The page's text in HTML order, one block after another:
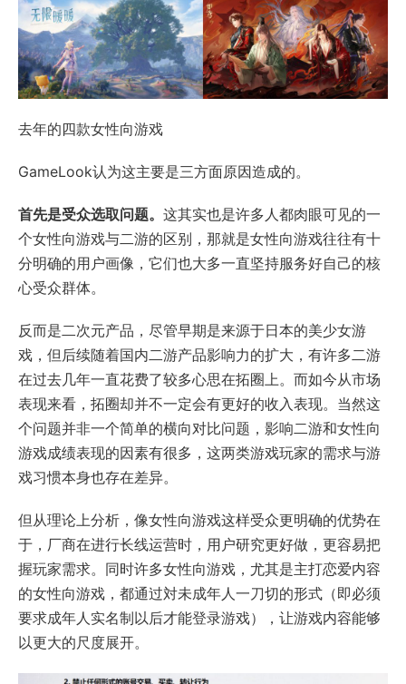
去年的四款女性向游戏
GameLook认为这主要是三方面原因造成的。
首先是受众选取问题。 这其实也是许多人都肉眼可见的一
个女性向游戏与二游的区别，那就是女性向游戏往往有十
分明确的用户画像，它们也大多一直坚持服务好自己的核
心受众群体。
反而是二次元产品，尽管早期是来源于日本的美少女游
戏，但后续随着国内二游产品影响力的扩大，有许多二游
在过去几年一直花费了较多心思在拓圈上。而如今从市场
表现来看，拓圈却并不一定会有更好的收入表现。当然这
个问题并非一个简单的横向对比问题，影响二游和女性向
游戏成绩表现的因素有很多，这两类游戏玩家的需求与游
戏习惯本身也存在差异。
但从理论上分析，像女性向游戏这样受众更明确的优势在
于，厂商在进行长线运营时，用户研究更好做，更容易把
握玩家需求。同时许多女性向游戏，尤其是主打恋爱内容
的女性向游戏，都通过対未成年人一刀切的形式（即必须
要求成年人实名制以后才能登录游戏），让游戏内容能够
以更大的尺度展开。